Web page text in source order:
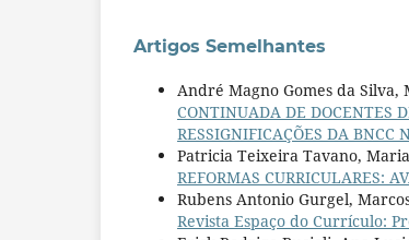
Artigos Semelhantes
André Magno Gomes da
CONTINUADA DE DOCENTES
RESSIGNIFICAÇÕES DA
Patricia Teixeira Tavano,
REFORMAS CURRICULARES:
Rubens Antonio Gurgel,
Revista Espaço do Currículo: